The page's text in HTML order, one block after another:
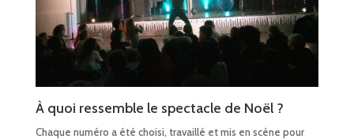
À quoi ressemble le spectacle de Noël ?
Chaque numéro a été choisi, travaillé et mis en scène pour